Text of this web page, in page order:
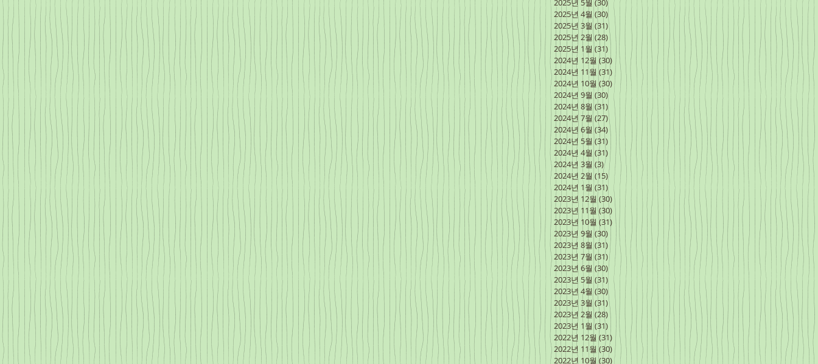
2025년 5월 (30) 게시물 30개
2025년 4월 (30) 게시물 30개
2025년 3월 (31)게시물 31개
2025년 2월 (28)게시물 28개
2025년 1월 (31) 게시물 31개
2024년 12월 (30) 게시물 30개
2024년 11월 (31) 게시물 31개
2024년 10월 (30)게시물 30개
2024년 9월 (30) 게시물 30개
2024년 8월 (31) 게시물 31개
2024년 7월 (27)게시물 27개
2024년 6월 (34)게시물 34개
2024년 5월 (31) 게시물 31개
2024년 4월 (31)게시물 31개
2024년 3월 (3)게시물 3개
2024년 2월 (15)게시물 15개
2024년 1월 (31) 게시물 31개
2023년 12월 (30)게시물 30개
2023년 11월 (30) 게시물 30개
2023년 10월 (31) 게시물 31개
2023년 9월 (30) 게시물 30개
2023년 8월 (31)게시물 31개
2023년 7월 (31)게시물 31개
2023년 6월 (30)게시물 30개
2023년 5월 (31) 게시물 31개
2023년 4월 (30) 게시물 30개
2023년 3월 (31)게시물 31개
2023년 2월 (28)게시물 28개
2023년 1월 (31) 게시물 31개
2022년 12월 (31) 게시물 31개
2022년 11월 (30) 게시물 30개
2022년 10월 (30) 게시물 30개